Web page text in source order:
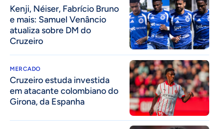
Kenji, Néiser, Fabrício Bruno
e mais: Samuel Venâncio
atualiza sobre DM do
Cruzeiro
MERCADO
Cruzeiro estuda investida
em atacante colombiano do
Girona, da Espanha